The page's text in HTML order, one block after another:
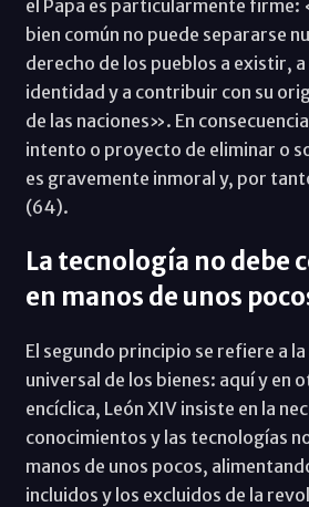
el Papa es particularmente
bien común no puede separarse
derecho de los pueblos a existir,
identidad y a contribuir con su
de las naciones». En
intento o proyecto de eliminar o
es gravemente inmoral y, por
(64).
La tecnología no debe
en manos de unos
El segundo principio se refiere a
universal de los bienes: aquí y en
encíclica, León XIV insiste en la
conocimientos y las tecnologías
manos de unos pocos,
incluidos y los excluidos de la